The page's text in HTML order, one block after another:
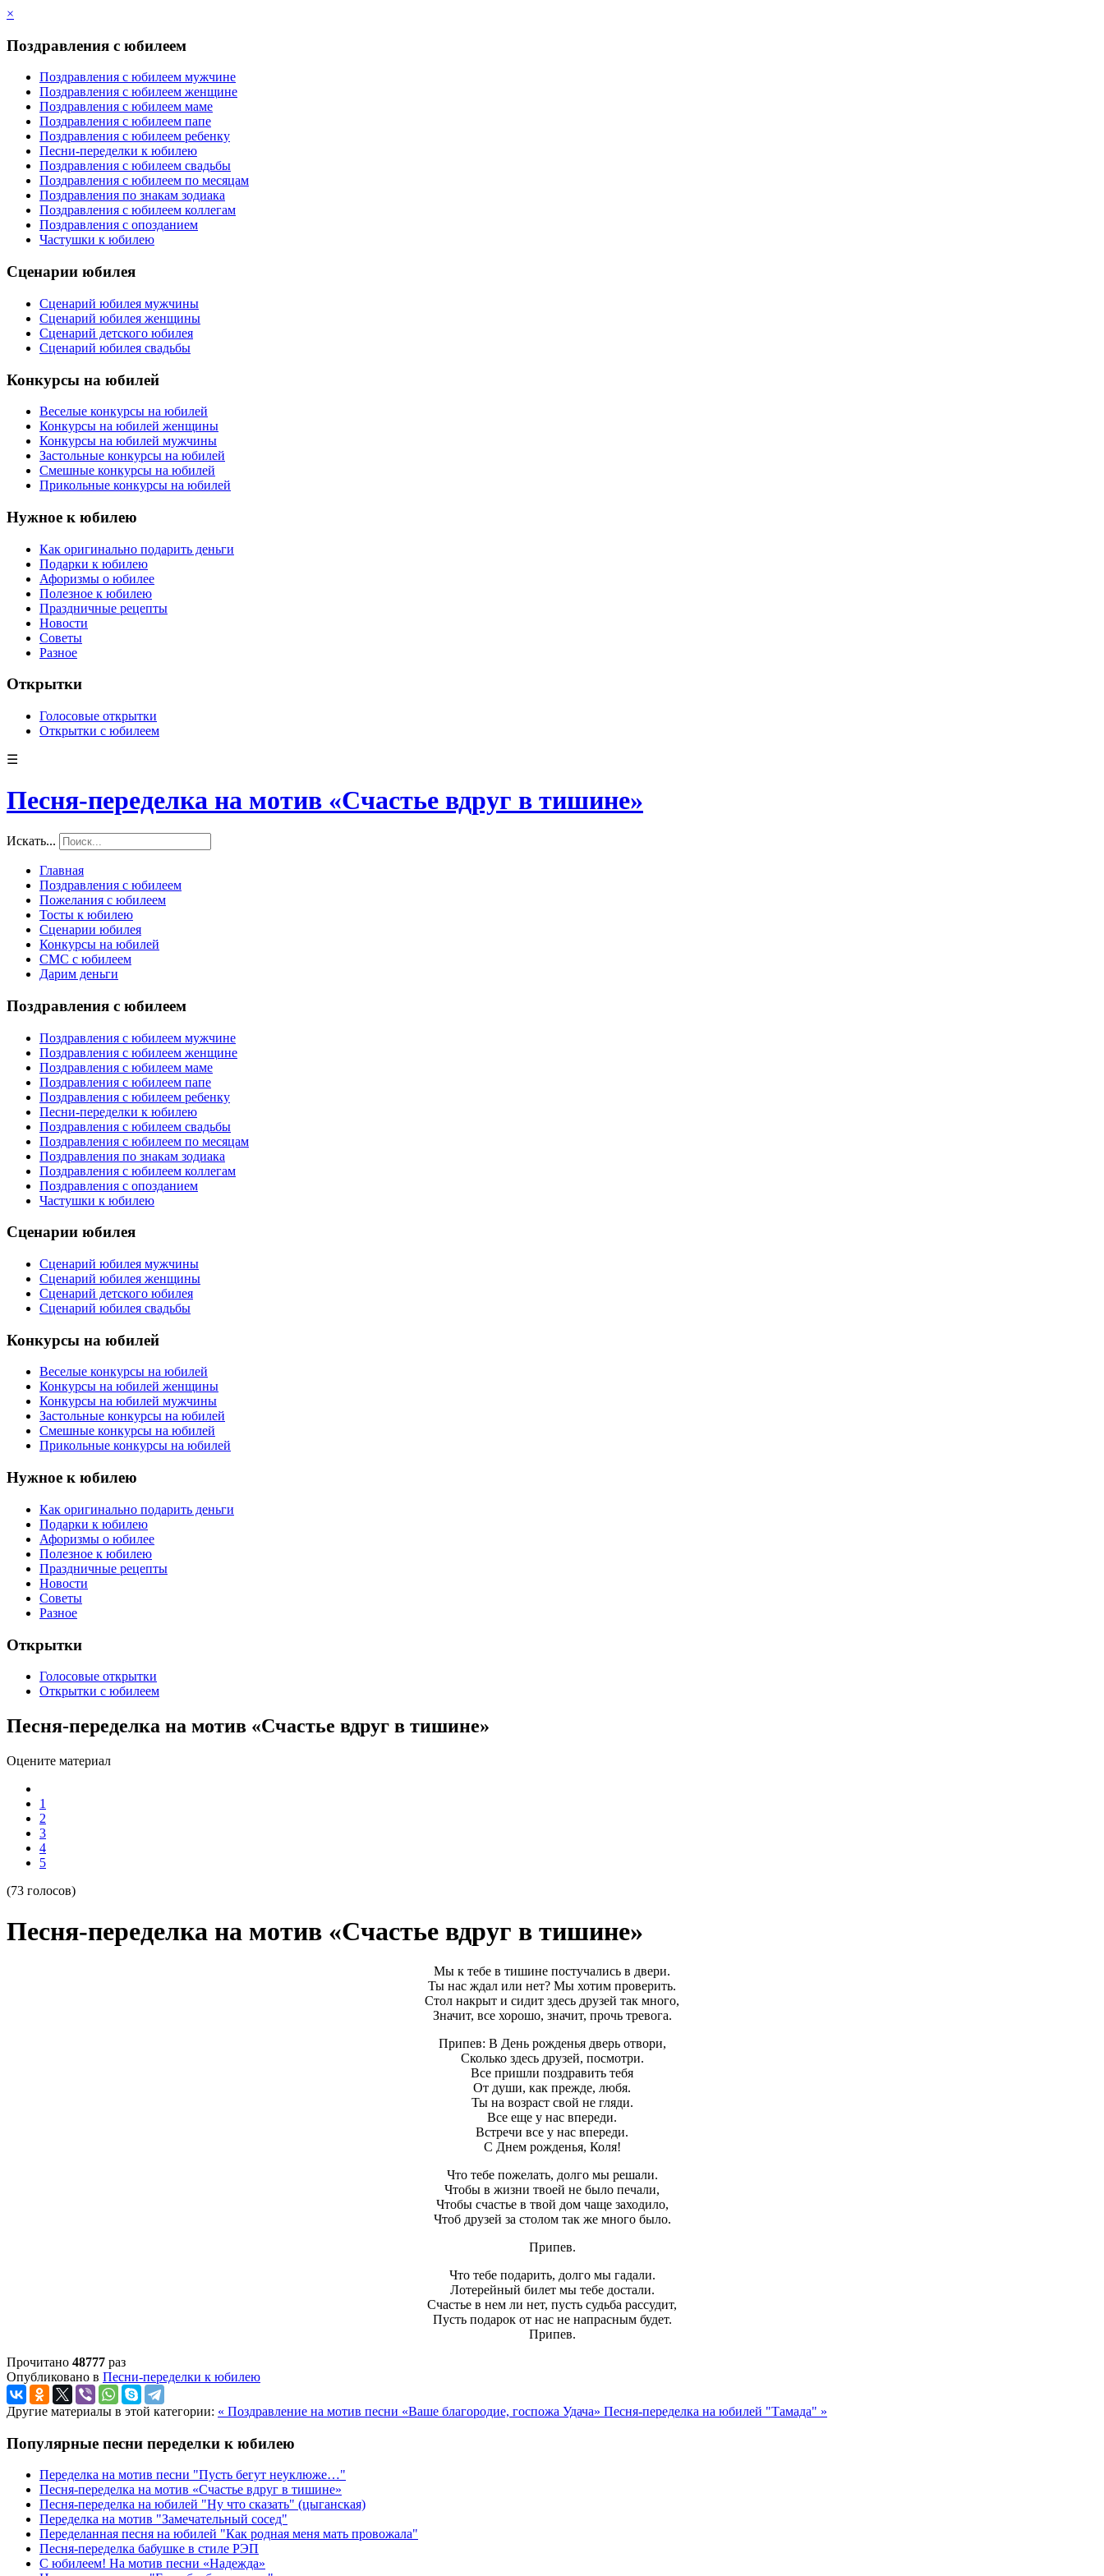
×
Поздравления с юбилеем
Поздравления с юбилеем мужчине
Поздравления с юбилеем женщине
Поздравления с юбилеем маме
Поздравления с юбилеем папе
Поздравления с юбилеем ребенку
Песни-переделки к юбилею
Поздравления с юбилеем свадьбы
Поздравления с юбилеем по месяцам
Поздравления по знакам зодиака
Поздравления с юбилеем коллегам
Поздравления с опозданием
Частушки к юбилею
Сценарии юбилея
Сценарий юбилея мужчины
Сценарий юбилея женщины
Сценарий детского юбилея
Сценарий юбилея свадьбы
Конкурсы на юбилей
Веселые конкурсы на юбилей
Конкурсы на юбилей женщины
Конкурсы на юбилей мужчины
Застольные конкурсы на юбилей
Смешные конкурсы на юбилей
Прикольные конкурсы на юбилей
Нужное к юбилею
Как оригинально подарить деньги
Подарки к юбилею
Афоризмы о юбилее
Полезное к юбилею
Праздничные рецепты
Новости
Советы
Разное
Открытки
Голосовые открытки
Открытки с юбилеем
☰
Песня-переделка на мотив «Счастье вдруг в тишине»
Искать...
Главная
Поздравления с юбилеем
Пожелания с юбилеем
Тосты к юбилею
Сценарии юбилея
Конкурсы на юбилей
СМС с юбилеем
Дарим деньги
Поздравления с юбилеем
Поздравления с юбилеем мужчине
Поздравления с юбилеем женщине
Поздравления с юбилеем маме
Поздравления с юбилеем папе
Поздравления с юбилеем ребенку
Песни-переделки к юбилею
Поздравления с юбилеем свадьбы
Поздравления с юбилеем по месяцам
Поздравления по знакам зодиака
Поздравления с юбилеем коллегам
Поздравления с опозданием
Частушки к юбилею
Сценарии юбилея
Сценарий юбилея мужчины
Сценарий юбилея женщины
Сценарий детского юбилея
Сценарий юбилея свадьбы
Конкурсы на юбилей
Веселые конкурсы на юбилей
Конкурсы на юбилей женщины
Конкурсы на юбилей мужчины
Застольные конкурсы на юбилей
Смешные конкурсы на юбилей
Прикольные конкурсы на юбилей
Нужное к юбилею
Как оригинально подарить деньги
Подарки к юбилею
Афоризмы о юбилее
Полезное к юбилею
Праздничные рецепты
Новости
Советы
Разное
Открытки
Голосовые открытки
Открытки с юбилеем
Песня-переделка на мотив «Счастье вдруг в тишине»
Оцените материал
1
2
3
4
5
(73 голосов)
Песня-переделка на мотив «Счастье вдруг в тишине»
Мы к тебе в тишине постучались в двери.
Ты нас ждал или нет? Мы хотим проверить.
Стол накрыт и сидит здесь друзей так много,
Значит, все хорошо, значит, прочь тревога.
Припев: В День рожденья дверь отвори,
Сколько здесь друзей, посмотри.
Все пришли поздравить тебя
От души, как прежде, любя.
Ты на возраст свой не гляди.
Все еще у нас впереди.
Встречи все у нас впереди.
С Днем рожденья, Коля!
Что тебе пожелать, долго мы решали.
Чтобы в жизни твоей не было печали,
Чтобы счастье в твой дом чаще заходило,
Чтоб друзей за столом так же много было.
Припев.
Что тебе подарить, долго мы гадали.
Лотерейный билет мы тебе достали.
Счастье в нем ли нет, пусть судьба рассудит,
Пусть подарок от нас не напрасным будет.
Припев.
Прочитано 48777 раз
Опубликовано в Песни-переделки к юбилею
Другие материалы в этой категории: « Поздравление на мотив песни «Ваше благородие, госпожа Удача» Песня-переделка на юбилей "Тамада" »
Популярные песни переделки к юбилею
Переделка на мотив песни "Пусть бегут неуклюже…"
Песня-переделка на мотив «Счастье вдруг в тишине»
Песня-переделка на юбилей "Ну что сказать" (цыганская)
Переделка на мотив "Замечательный сосед"
Переделанная песня на юбилей "Как родная меня мать провожала"
Песня-переделка бабушке в стиле РЭП
С юбилеем! На мотив песни «Надежда»